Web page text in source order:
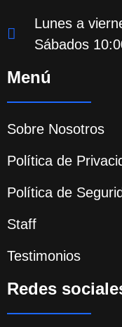
Lunes a
Sábados
Menú
Sobre Nosotros
Política de
Política de
Staff
Testimonios
Redes